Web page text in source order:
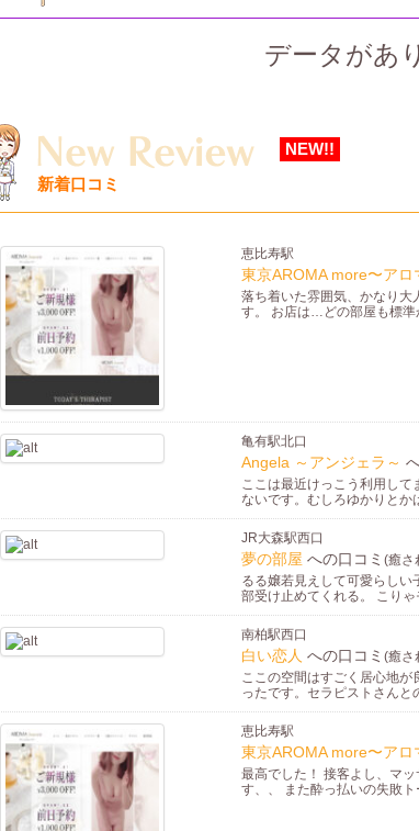
チハル
メンズエステ アジアンセラピスト スペシャル
[2026年06月19日]
素敵なセラピストとの素敵な出会い… 魅惑のセラピストと洗練され
夏の花(新小岩駅南口)
メンズエステ 深夜営業 アジアンセラピスト ルーム 大型／豪華
[2026年06月16日]
隠れ家的な雰囲気のお店、しっぽりと上品で綺麗な女性と素晴らし
...
いちご(上尾駅)
メンズエステ 24時間営業 アジアンセラピスト
お客様に対して全力で最善の対応をしようとしてます。 。ぜひ、会っ
データがあ
NEW!!
新着口コミ
恵比寿駅
東京AROMA more〜ア
落ち着いた雰囲気、かなり大
す。 お店は…どの部屋も標
亀有駅北口
Angela ～アンジェラ～
ここは最近けっこう利用し
ないです。むしろゆかりと
JR大森駅西口
夢の部屋 への口コミ (癒さ
るる嬢若見えして可愛らしい
部受け止めてくれる。 こり
南柏駅西口
白い恋人 への口コミ (癒さ
ここの空間はすごく居心地
ったです。セラピストさん
恵比寿駅
東京AROMA more〜ア
最高でした！ 接客よし、マ
す、、 また酔っ払いの失敗